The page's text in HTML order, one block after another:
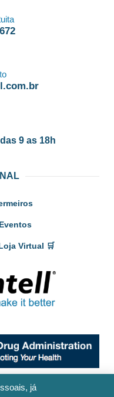
9 as 18h
Eventos
Virtual 🛒
já